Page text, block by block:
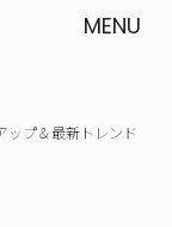
MENU
ップ＆最新トレンド